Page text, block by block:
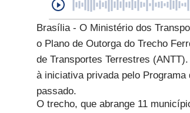
Brasília - O Ministério dos
o Plano de Outorga do Trecho
de Transportes Terrestres
à iniciativa privada pelo
passado.
O trecho, que abrange 11